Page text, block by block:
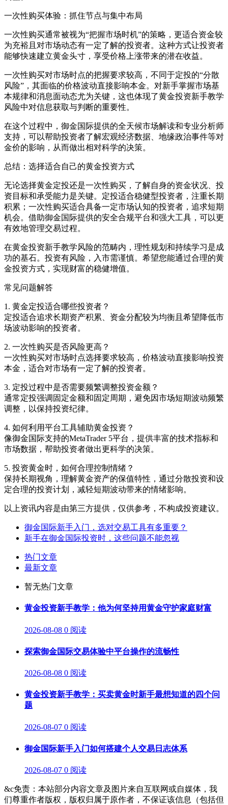
一次性购买体验：抓住节点与集中布局
一次性购买通常被视为“把握市场时机”的策略，更适合资金较
为充裕且对市场动态有一定了解的投资者。这种方式让投资者
能够快速建立黄金头寸，享受价格上涨带来的潜在收益。
一次性购买对市场时点的把握要求较高，不同于定投的“分散
风险”，其面临的价格波动直接影响本金。对新手掌握市场基
本规律和消息面动态尤为关键，这也体现了黄金投资新手教学
风险中对信息获取与判断的重要性。
在这个过程中，御金国际提供的全天候市场解读和专业分析师
支持，可以帮助投资者了解宏观经济数据、地缘政治事件等对
金价的影响，从而做出相对科学的决策。
总结：选择适合自己的黄金投资方式
无论选择黄金定投还是一次性购买，了解自身的资金状况、投
资目标和承受能力是关键。定投适合稳健型投资者，注重长期
积累；一次性购买适合具备一定市场认知的投资者，追求短期
机会。借助御金国际提供的安全合规平台和强大工具，可以更
有效地管理交易过程。
在黄金投资新手教学风险的范畴内，理性规划和持续学习是成
功的基石。投资有风险，入市需谨慎。希望您能通过合理的黄
金投资方式，实现财富的稳健增值。
常见问题解答
1. 黄金定投适合哪些投资者？
定投适合追求长期资产积累、资金分配较为均衡且希望降低市
场波动影响的投资者。
2. 一次性购买是否风险更高？
一次性购买对市场时点选择要求较高，价格波动直接影响投资
本金，适合对市场有一定了解的投资者。
3. 定投过程中是否需要频繁调整投资金额？
通常定投强调固定金额和固定周期，避免因市场短期波动频繁
调整，以保持投资纪律。
4. 如何利用平台工具辅助黄金投资？
像御金国际支持的MetaTrader 5平台，提供丰富的技术指标和
市场数据，帮助投资者做出更科学的决策。
5. 投资黄金时，如何合理控制情绪？
保持长期视角，理解黄金资产的保值特性，通过分散投资和设
定合理的投资计划，减轻短期波动带来的情绪影响。
以上资讯内容是由第三方提供，仅供参考，不构成投资建议。
御金国际新手入门，选对交易工具有多重要？
新手在御金国际投资时，这些问题不能忽视
热门文章
最新文章
暂无热门文章
黄金投资新手教学：他为何坚持用黄金守护家庭财富
2026-08-08 0 阅读
探索御金国际交易体验中平台操作的流畅性
2026-08-08 0 阅读
黄金投资新手教学：买卖黄金时新手最想知道的四个问
题
2026-08-07 0 阅读
御金国际新手入门如何搭建个人交易日志体系
2026-08-07 0 阅读
&c免责：本站部分内容文章及图片来自互联网或自媒体，我
们尊重作者版权，版权归属于原作者，不保证该信息（包括但